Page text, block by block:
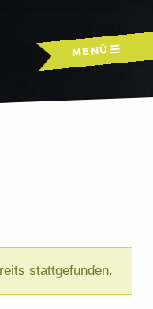
MENÜ
stattgefunden.